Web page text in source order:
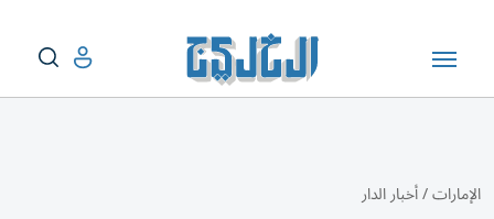
الإمارات/أخبار الدار